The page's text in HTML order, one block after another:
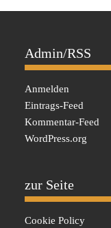
Admin/RSS
Anmelden
Eintrags-Feed
Kommentar-Feed
WordPress.org
zur Seite
Cookie Policy